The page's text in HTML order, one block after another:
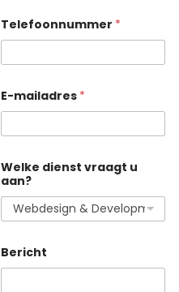
Telefoonnummer *
E-mailadres *
Welke dienst vraagt u
aan?
-
m
Bericht